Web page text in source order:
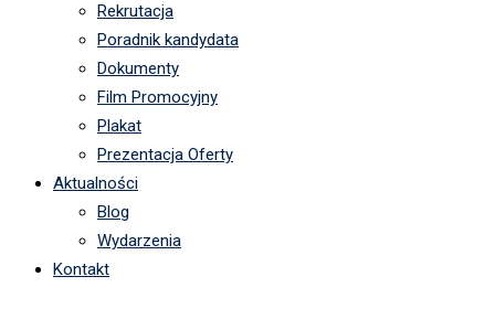
Rekrutacja
Poradnik kandydata
Dokumenty
Film Promocyjny
Plakat
Prezentacja Oferty
Aktualności
Blog
Wydarzenia
Kontakt